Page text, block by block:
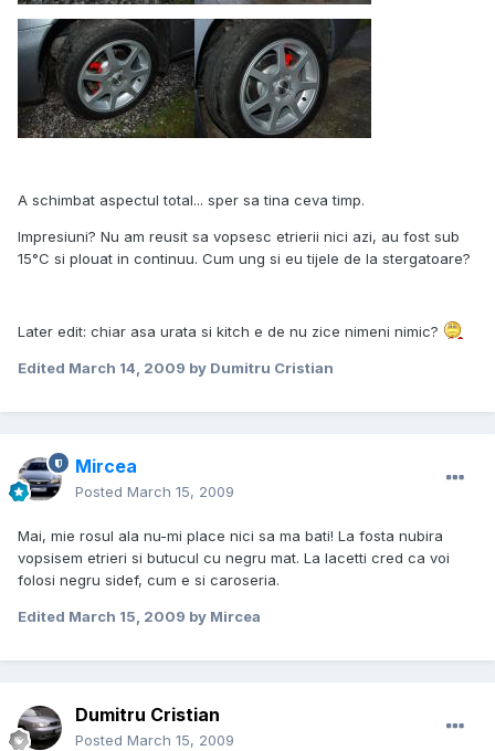
A schimbat aspectul total... sper sa tina ceva timp.
Impresiuni? Nu am reusit sa vopsesc etrierii nici azi, au fost sub
15°C si plouat in continuu. Cum ung si eu tijele de la stergatoare?
Later edit: chiar asa urata si kitch e de nu zice nimeni nimic?
Edited March 14, 2009 by Dumitru Cristian
Mircea
Posted March 15, 2009
Mai, mie rosul ala nu-mi place nici sa ma bati! La fosta nubira
vopsisem etrieri si butucul cu negru mat. La lacetti cred ca voi
folosi negru sidef, cum e si caroseria.
Edited March 15, 2009 by Mircea
Dumitru Cristian
Posted March 15, 2009